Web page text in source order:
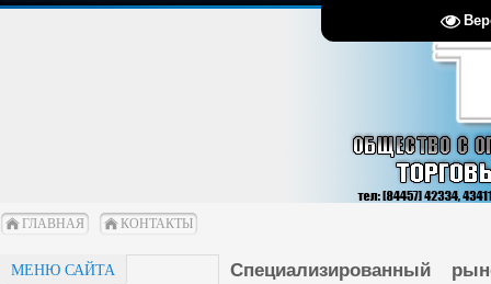
ГЛАВНАЯ КОНТАКТЫ
МЕНЮ САЙТА
Специализированный